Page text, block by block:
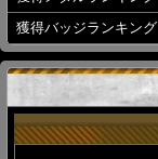
獲得バッジランキング